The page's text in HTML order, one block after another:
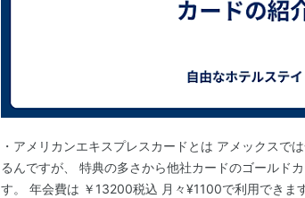
・アメリカンエキスプレスカードとは アメックスで
るんですが、 特典の多さから他社カードのゴールド
す。 年会費は ￥13200税込 月々¥1100で利用できま